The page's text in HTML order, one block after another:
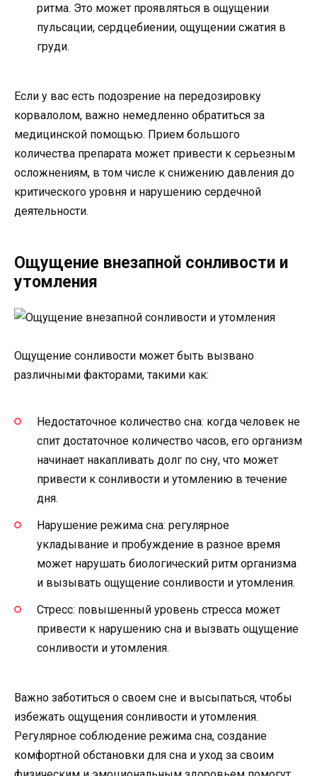
ритма. Это может проявляться в ощущении
пульсации, сердцебиении, ощущении сжатия в
груди.
Если у вас есть подозрение на передозировку
корвалолом, важно немедленно обратиться за
медицинской помощью. Прием большого
количества препарата может привести к серьезным
осложнениям, в том числе к снижению давления до
критического уровня и нарушению сердечной
деятельности.
Ощущение внезапной сонливости и
утомления
Ощущение сонливости может быть вызвано
различными факторами, такими как:
Недостаточное количество сна: когда человек не
спит достаточное количество часов, его организм
начинает накапливать долг по сну, что может
привести к сонливости и утомлению в течение
дня.
Нарушение режима сна: регулярное
укладывание и пробуждение в разное время
может нарушать биологический ритм организма
и вызывать ощущение сонливости и утомления.
Стресс: повышенный уровень стресса может
привести к нарушению сна и вызвать ощущение
сонливости и утомления.
Важно заботиться о своем сне и высыпаться, чтобы
избежать ощущения сонливости и утомления.
Регулярное соблюдение режима сна, создание
комфортной обстановки для сна и уход за своим